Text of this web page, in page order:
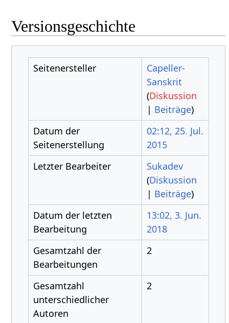
Versionsgeschichte
Seitenersteller
Capeller-
Sanskrit
(Diskussion
| Beiträge)
Datum der
Seitenerstellung
02:12, 25. Jul.
2015
Letzter Bearbeiter
Sukadev
(Diskussion
| Beiträge)
Datum der letzten
Bearbeitung
13:02, 3. Jun.
2018
Gesamtzahl der
Bearbeitungen
2
Gesamtzahl
unterschiedlicher
Autoren
2